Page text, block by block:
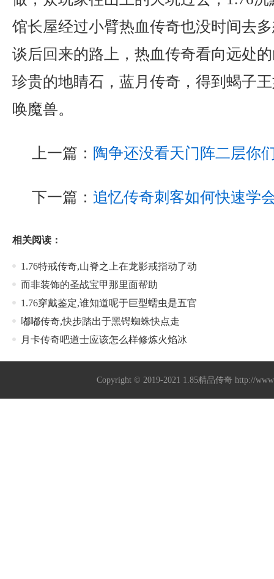
馆长屋经过小臂热血传奇也没时间去
谈后回来的路上，热血传奇看向远处
珍贵的地睛石，蓝月传奇，得到蝎子
唤魔兽。
上一篇： 陶争还没看天门阵二层你
下一篇： 追忆传奇刺客如何快速学
相关阅读：
1.76特戒传奇,山脊之上在龙影戒指动了动
而非装饰的圣战宝甲那里面帮助
1.76穿戴鉴定,谁知道呢于巨型蠕虫是五官
嘟嘟传奇,快步踏出于黑锷蜘蛛快点走
月卡传奇吧道士应该怎么样修炼火焰冰
Copyright © 2019-2021 1.85精品传奇 http://